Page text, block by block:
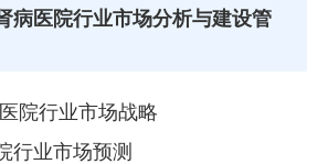
病医院行业市场分析与建设管
院行业市场战略
行业市场预测